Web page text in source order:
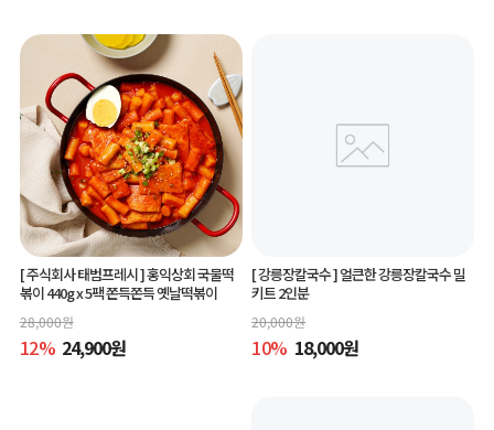
[ 주식회사 태범프레시 ]홍익상회 국물떡
볶이 440g x 5팩 쫀득쫀득 옛날떡볶이
28,000원
12% 24,900원
[ 강릉장칼국수 ]얼큰한 강릉장칼국수 밀
키트 2인분
20,000원
10% 18,000원